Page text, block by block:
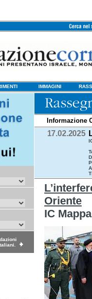
IMMAGINI
Informazione
17.02.2025
Oriente
IC